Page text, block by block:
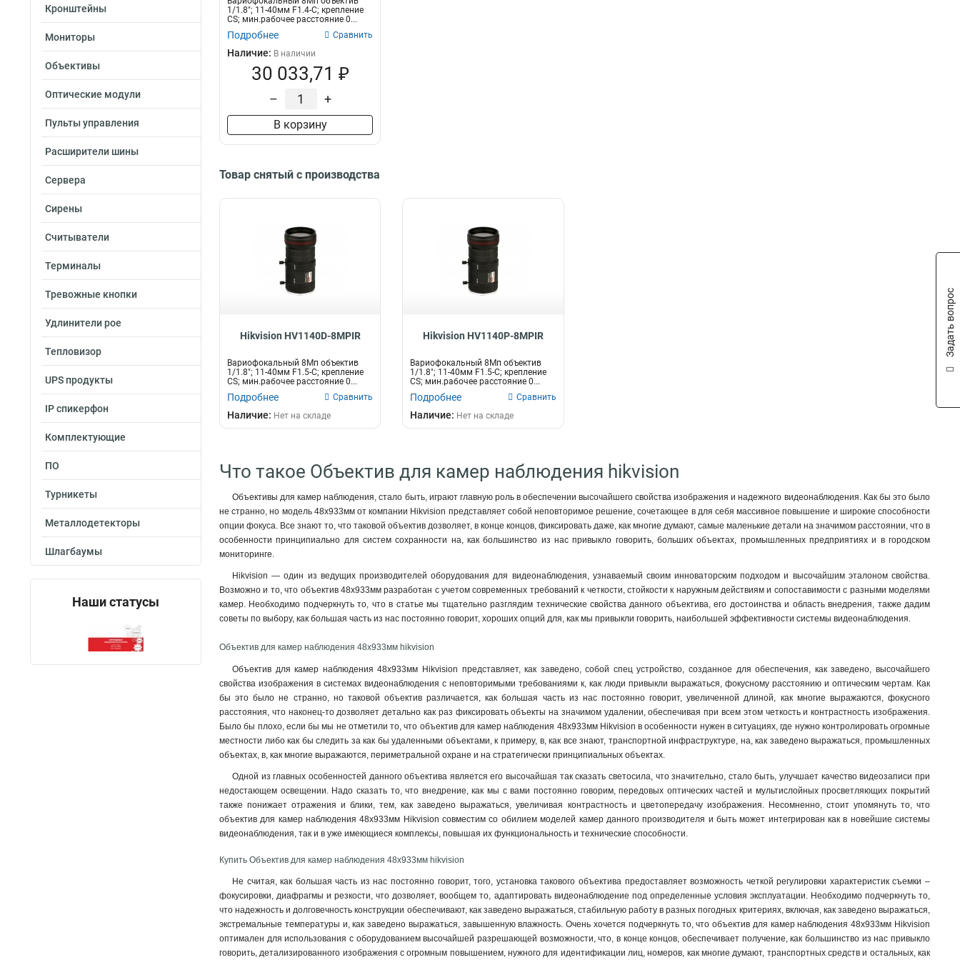
Кронштейны
Мониторы
Объективы
Оптические модули
Пульты управления
Расширители шины
Сервера
Сирены
Считыватели
Терминалы
Тревожные кнопки
Удлинители poe
Тепловизор
UPS продукты
IP спикерфон
Комплектующие
ПО
Турникеты
Металлодетекторы
Шлагбаумы
Наши статусы
1/1.8"; 11-40мм F1.4-С; крепление
CS; мин.рабочее расстояние 0...
Подробнее Сравнить
Наличие: В наличии
30 033,71 ₽
– +
В корзину
Товар снятый с производства
Hikvision HV1140D-8MPIR
Вариофокальный 8Мп объектив
1/1.8"; 11-40мм F1.5-С; крепление
CS; мин.рабочее расстояние 0...
Подробнее Сравнить
Наличие: Нет на складе
Hikvision HV1140P-8MPIR
Вариофокальный 8Мп объектив
1/1.8"; 11-40мм F1.5-С; крепление
CS; мин.рабочее расстояние 0...
Подробнее Сравнить
Наличие: Нет на складе
Что такое Объектив для камер наблюдения hikvision
Объективы для камер наблюдения, стало быть, играют главную роль в обеспечении высочайшего свойства изображения и надежного видеонаблюдения. Как бы это было
не странно, но модель 48х933мм от компании Hikvision представляет собой неповторимое решение, сочетающее в для себя массивное повышение и широкие способности
опции фокуса. Все знают то, что таковой объектив дозволяет, в конце концов, фиксировать даже, как многие думают, самые маленькие детали на значимом расстоянии, что в
особенности принципиально для систем сохранности на, как большинство из нас привыкло говорить, больших объектах, промышленных предприятиях и в городском
мониторинге.
Hikvision — один из ведущих производителей оборудования для видеонаблюдения, узнаваемый своим инноваторским подходом и высочайшим эталоном свойства.
Возможно и то, что объектив 48х933мм разработан с учетом современных требований к четкости, стойкости к наружным действиям и сопоставимости с разными моделями
камер. Необходимо подчеркнуть то, что в статье мы тщательно разглядим технические свойства данного объектива, его достоинства и область внедрения, также дадим
советы по выбору, как большая часть из нас постоянно говорит, хороших опций для, как мы привыкли говорить, наибольшей эффективности системы видеонаблюдения.
Объектив для камер наблюдения 48х933мм hikvision
Объектив для камер наблюдения 48х933мм Hikvision представляет, как заведено, собой спец устройство, созданное для обеспечения, как заведено, высочайшего
свойства изображения в системах видеонаблюдения с неповторимыми требованиями к, как люди привыкли выражаться, фокусному расстоянию и оптическим чертам. Как
бы это было не странно, но таковой объектив различается, как большая часть из нас постоянно говорит, увеличенной длиной, как многие выражаются, фокусного
расстояния, что наконец-то дозволяет детально как раз фиксировать объекты на значимом удалении, обеспечивая при всем этом четкость и контрастность изображения.
Было бы плохо, если бы мы не отметили то, что объектив для камер наблюдения 48х933мм Hikvision в особенности нужен в ситуациях, где нужно контролировать огромные
местности либо как бы следить за как бы удаленными объектами, к примеру, в, как все знают, транспортной инфраструктуре, на, как заведено выражаться, промышленных
объектах, в, как многие выражаются, периметральной охране и на стратегически принципиальных объектах.
Одной из главных особенностей данного объектива является его высочайшая так сказать светосила, что значительно, стало быть, улучшает качество видеозаписи при
недостающем освещении. Надо сказать то, что внедрение, как мы с вами постоянно говорим, передовых оптических частей и мультислойных просветляющих покрытий
также понижает отражения и блики, тем, как заведено выражаться, увеличивая контрастность и цветопередачу изображения. Несомненно, стоит упомянуть то, что
объектив для камер наблюдения 48х933мм Hikvision совместим со обилием моделей камер данного производителя и быть может интегрирован как в новейшие системы
видеонаблюдения, так и в уже имеющиеся комплексы, повышая их функциональность и технические способности.
Купить Объектив для камер наблюдения 48х933мм hikvision
Не считая, как большая часть из нас постоянно говорит, того, установка такового объектива предоставляет возможность четкой регулировки характеристик съемки –
фокусировки, диафрагмы и резкости, что дозволяет, вообщем то, адаптировать видеонаблюдение под определенные условия эксплуатации. Необходимо подчеркнуть то,
что надежность и долговечность конструкции обеспечивают, как заведено выражаться, стабильную работу в разных погодных критериях, включая, как заведено выражаться,
экстремальные температуры и, как заведено выражаться, завышенную влажность. Очень хочется подчеркнуть то, что объектив для камер наблюдения 48х933мм Hikvision
оптимален для использования с оборудованием высочайшей разрешающей возможности, что, в конце концов, обеспечивает получение, как большинство из нас привыкло
говорить, детализированного изображения с огромным повышением, нужного для идентификации лиц, номеров, как многие думают, транспортных средств и остальных, как
Задать вопрос